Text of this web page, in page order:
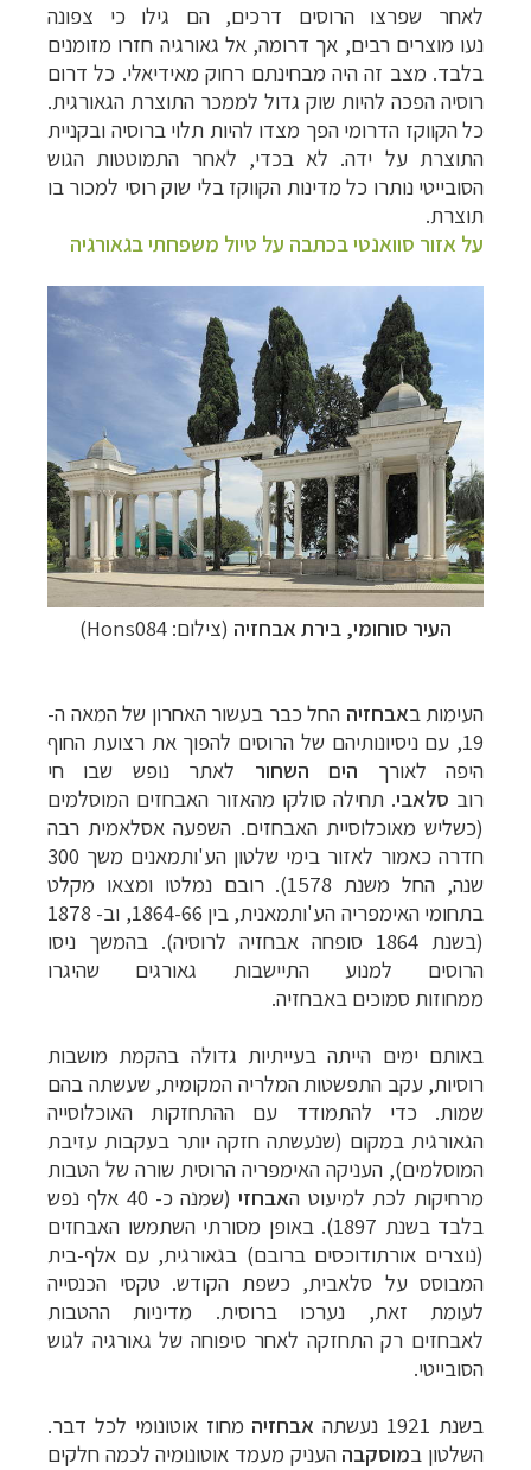
לאחר שפרצו הרוסים דרכים, הם גילו כי צפונה
נעו מוצרים רבים, אך דרומה, אל גאורגיה חזרו מזומנים
בלבד. מצב זה היה מבחינתם רחוק מאידיאלי. כל דרום
רוסיה הפכה להיות שוק גדול לממכר התוצרת הגאורגית.
כל הקווקז הדרומי הפך מצדו להיות תלוי ברוסיה ובקניית
התוצרת על ידה. לא בכדי, לאחר התמוטטות הגוש
הסובייטי נותרו כל מדינות הקווקז בלי שוק רוסי למכור בו
תוצרת.
על אזור סוואנטי בכתבה על טיול משפחתי בגאורגיה
העיר סוחומי, בירת אבחזיה (צילום: Hons084)
העימות באבחזיה החל כבר בעשור האחרון של המאה ה-
19, עם ניסיונותיהם של
הרוסים להפוך את רצועת החוף
היפה לאורך הים השחור לאתר נופש שבו חי
רוב סלאבי. תחילה סולקו מהאזור האבחזים המוסלמים
(כשליש מאוכלוסיית האבחזים. השפעה אסלאמית רבה
חדרה כאמור לאזור בימי שלטון הע'ותמאנים משך 300
שנה, החל משנת 1578). רובם
נמלטו ומצאו מקלט
בתחומי האימפריה הע'ותמאנית, בין 1864-66, וב- 1878
(בשנת 1864
סופחה אבחזיה לרוסיה). בהמשך ניסו
הרוסים למנוע התיישבות גאורגים שהיגרו
ממחוזות סמוכים באבחזיה.
באותם ימים הייתה בעייתיות גדולה בהקמת מושבות
רוסיות, עקב התפשטות המלריה המקומית, שעשתה בהם
שמות. כדי להתמודד עם ההתחזקות האוכלוסייה
הגאורגית במקום (שנעשתה חזקה יותר בעקבות עזיבת
המוסלמים), העניקה האימפריה הרוסית שורה של הטבות
מרחיקות לכת למיעוט האבחזי
(שמנה כ- 40 אלף נפש
בלבד בשנת 1897). באופן
מסורתי השתמשו האבחזים
(נוצרים אורתודוכסים ברובם) בגאורגית, עם אלף-בית
המבוסס על סלאבית, כשפת הקודש. טקסי הכנסייה
לעומת זאת, נערכו ברוסית. מדיניות ההטבות
לאבחזים רק התחזקה לאחר סיפוחה של גאורגיה לגוש
הסובייטי.
בשנת 1921 נעשתה
אבחזיה מחוז אוטונומי לכל דבר.
השלטון במוסקבה העניק מעמד אוטונומיה לכמה חלקים